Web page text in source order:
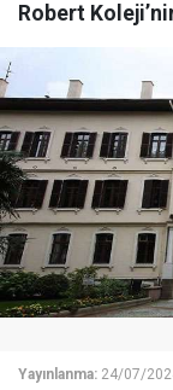
Robert
Yayınlanma: 24/07/